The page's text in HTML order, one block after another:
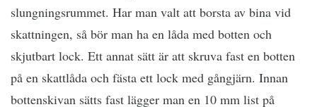
slungningsrummet. Har man valt att borsta av bina vid
skattningen, så bör man ha en låda med botten och
skjutbart lock. Ett annat sätt är att skruva fast en botten
på en skattlåda och fästa ett lock med gångjärn. Innan
bottenskivan sätts fast lägger man en 10 mm list på